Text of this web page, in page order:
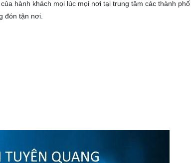
hành khách mọi lúc mọi nơi tại trung tâm các thành phố
đón tận nơi.